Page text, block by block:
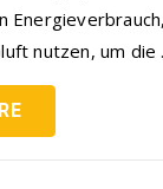
nutzen, um die